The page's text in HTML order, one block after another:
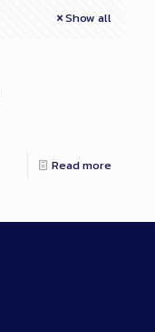
Show all
Read more